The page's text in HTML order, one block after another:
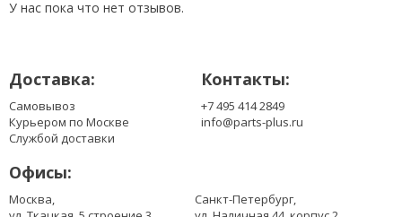
У нас пока что нет отзывов.
Доставка:
Самовывоз
Курьером по Москве
Службой доставки
Контакты:
+7 495 414 2849
info@parts-plus.ru
Офисы:
Москва,
Санкт-Петербург,